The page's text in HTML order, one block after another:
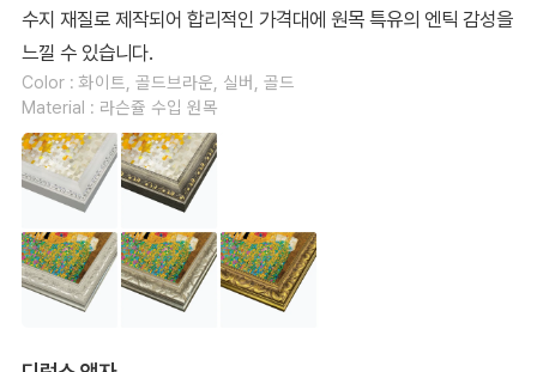
수지 재질로 제작되어 합리적인 가격대에 원목 특유의 엔틱 감성을
느낄 수 있습니다.
Color : 화이트, 골드브라운, 실버, 골드
Material : 라슨쥴 수입 원목